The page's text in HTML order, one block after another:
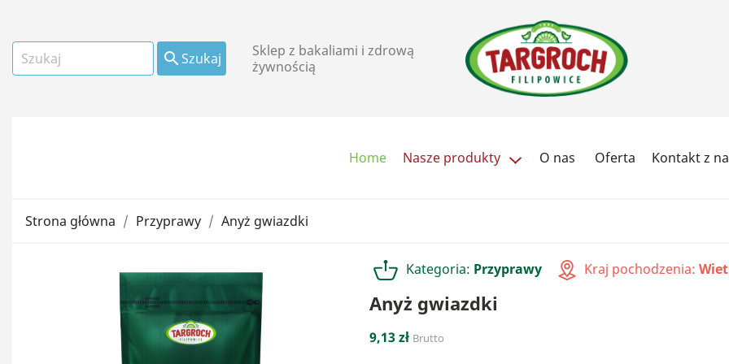
Szukaj
Sklep z bakaliami i zdrową
żywnością
Home Nasze produkty
kandyzowane
Cukry i słodziki
O nas Oferta Kontakt z
Strona główna Przyprawy Anyż gwiazdki
Kategoria: Przyprawy Kraj pochodzenia:
Anyż gwiazdki
9,13 zł Brutto